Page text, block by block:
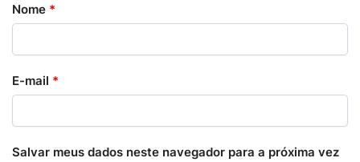
Nome *
E-mail *
Salvar meus dados neste navegador para a próxima vez